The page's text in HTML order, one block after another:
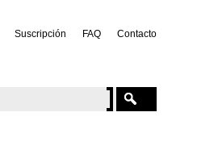
Suscripción FAQ Contacto